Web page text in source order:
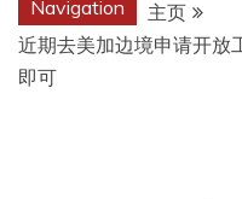
Navigation
主页
近期去美加边境申请开放
即可